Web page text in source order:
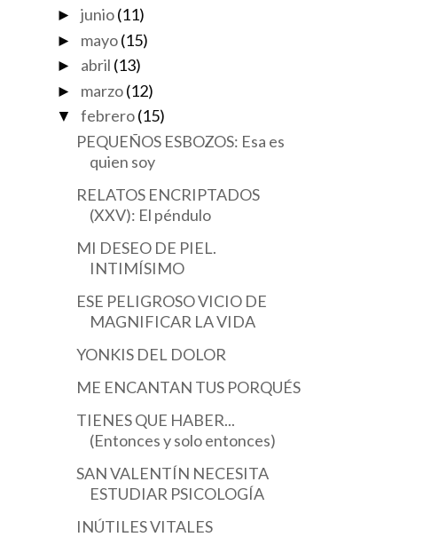
►junio(11)
► mayo(15)
► abril (13)
► marzo(12)
▼ febrero(15)
PEQUEÑOS ESBOZOS: Esa es
quien soy
RELATOS ENCRIPTADOS
(XXV): El péndulo
MI DESEO DE PIEL.
INTIMÍSIMO
ESE PELIGROSO VICIO DE
MAGNIFICAR LA VIDA
YONKIS DEL DOLOR
ME ENCANTAN TUS PORQUÉS
TIENES QUE HABER...
(Entonces y solo entonces)
SAN VALENTÍN NECESITA
ESTUDIAR PSICOLOGÍA
INÚTILES VITALES